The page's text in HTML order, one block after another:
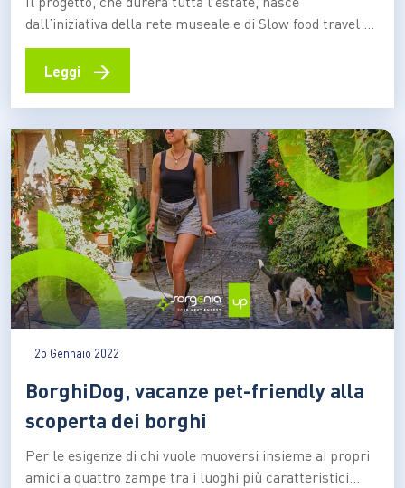
dall’iniziativa della rete museale e di Slow food travel di
zona. Previste anche visite guidate in lingua dei segni.
Per “riannodare” tra loro le bellezze del posto,
Riannodare i fili che collegano tra loro tutte le bellezze
e…
Leggi →
25 Gennaio 2022
BorghiDog, vacanze pet-friendly alla
scoperta dei borghi
Per le esigenze di chi vuole muoversi insieme ai propri
amici a quattro zampe tra i luoghi più caratteristici